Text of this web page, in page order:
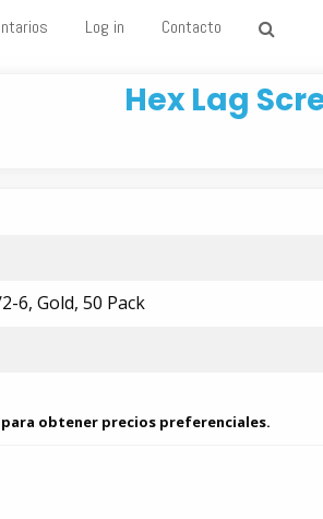
Log in Contacto
Hex Lag
6, Gold, 50 Pack
para obtener precios preferenciales.